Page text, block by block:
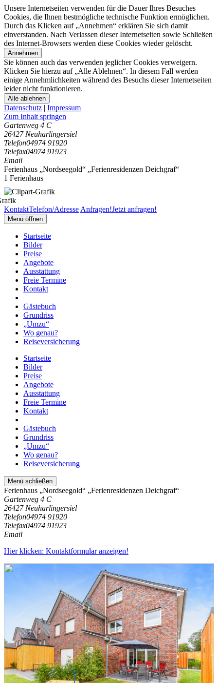
Unsere Internetseiten verwenden für die Dauer Ihres Besuches
Cookies, die Ihnen bestmögliche technische Funktion ermöglichen.
Durch das Klicken auf „Annehmen“ erklären Sie sich damit
einverstanden. Nach Verlassen dieser Internetseiten sowie Schließen
des Internet-Browsers werden diese Cookies wieder gelöscht.
Annehmen
Sie können auch das verwenden jeglicher Cookies verweigern.
Klicken Sie hierzu auf „Alle Ablehnen“. In diesem Fall werden
einige Annehmlichkeiten während des Besuchs dieser Internetseiten
leider nicht funktionieren.
Alle ablehnen
Datenschutz | Impressum
Zum Inhalt springen
Gartenweg 4 C
26427 Neuharlingersiel
Telefon04974 91920
Telefax04974 91923
Email
Ferienhaus „Nordseegold“ „Ferienresidenzen Deichgraf“
1 Ferienhaus
KontaktTelefon/Adresse Anfragen!Jetzt anfragen!
Menü öffnen
Startseite
Bilder
Preise
Angebote
Ausstattung
Freie Termine
Kontakt
Gästebuch
Grundriss
„Umzu“
Wo genau?
Reiseversicherung
Startseite
Bilder
Preise
Angebote
Ausstattung
Freie Termine
Kontakt
Gästebuch
Grundriss
„Umzu“
Wo genau?
Reiseversicherung
Menü schließen
Ferienhaus „Nordseegold“ „Ferienresidenzen Deichgraf“
Gartenweg 4 C
26427 Neuharlingersiel
Telefon04974 91920
Telefax04974 91923
Email
Hier klicken: Kontaktformular anzeigen!